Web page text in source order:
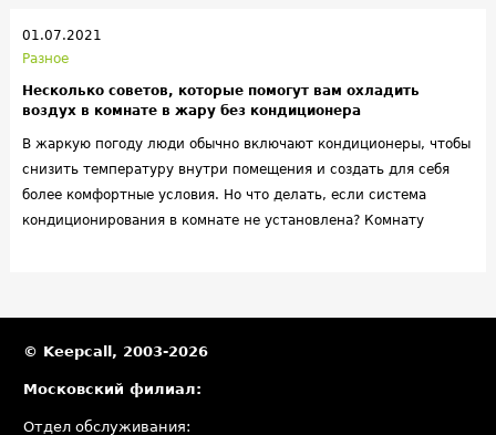
01.07.2021
Разное
Несколько советов, которые помогут вам охладить
воздух в комнате в жару без кондиционера
В жаркую погоду люди обычно включают кондиционеры, чтобы
снизить температуру внутри помещения и создать для себя
более комфортные условия. Но что делать, если система
кондиционирования в комнате не установлена? Комнату
© Keepcall, 2003-2026
Московский филиал:
Отдел обслуживания: